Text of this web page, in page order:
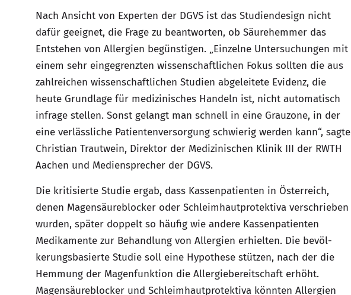
Nach Ansicht von Experten der DGVS ist das Studiendesign nicht
dafür geeignet, die Frage zu beantworten, ob Säurehemmer das
Entstehen von Allergien begünstigen. „Einzelne Untersuchungen mit
einem sehr eingegrenzten wissenschaftlichen Fokus sollten die aus
zahlreichen wissenschaftlichen Studien abgeleitete Evidenz, die
heute Grundlage für medizinisches Handeln ist, nicht automatisch
infrage stellen. Sonst gelangt man schnell in eine Grauzone, in der
eine verlässliche Patientenversorgung schwierig werden kann“, sagte
Christian Trautwein, Direktor der Medizinischen Klinik III der RWTH
Aachen und Mediensprecher der DGVS.
Die kritisierte Studie ergab, dass Kassenpatienten in Österreich,
denen Magensäureblocker oder Schleim­haut­protektiva verschrieben
wurden, später doppelt so häufig wie andere Kassenpatienten
Medikamente zur Behandlung von Allergien erhielten. Die bevöl­
kerungsbasierte Studie soll eine Hypothese stützen, nach der die
Hemmung der Magenfunktion die Allergiebereitschaft erhöht.
Magensäureblocker und Schleimhaut­protektiva könnten Allergien